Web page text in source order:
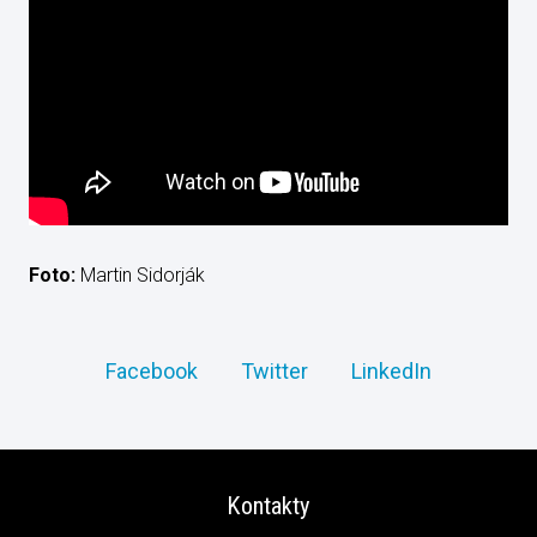
Foto: Martin Sidorják
Facebook Twitter LinkedIn
Kontakty